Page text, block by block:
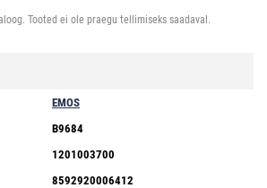
Tooted ei ole praegu tellimiseks saadaval.
EMOS
B9684
1201003700
8592920006412